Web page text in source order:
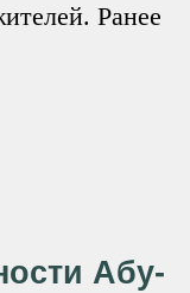
Ранее
Абу-